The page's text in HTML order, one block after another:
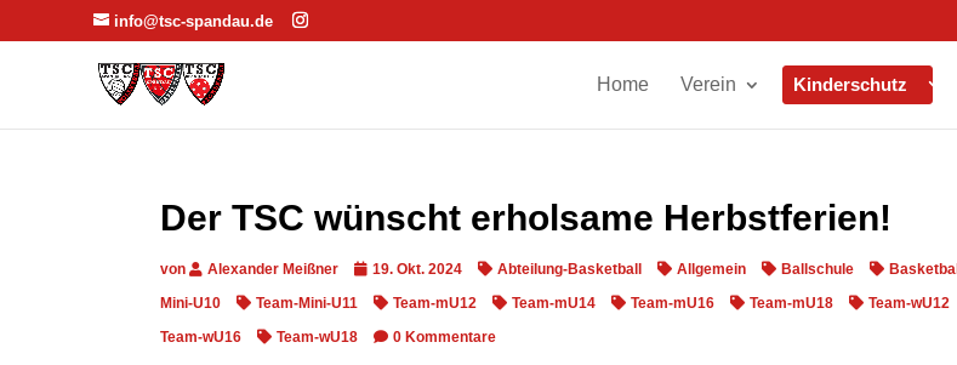
info@tsc-spandau.de
Home Verein Kinderschutz
Der TSC wünscht erholsame Herbstferien!
von Alexander Meißner 19. Okt. 2024 Abteilung-Basketball Allgemein Ballschule Basketball
Mini-U10
Team-Mini-U11 Team-mU12 Team-mU14 Team-mU16 Team-mU18 Team-wU12
Team-wU16
Team-wU18 0 Kommentare